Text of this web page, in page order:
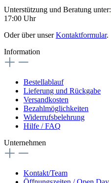
Unterstützung und Beratung unter:
17:00 Uhr
Oder über unserKontaktformular.
Information
Bestellablauf
Lieferung und Rückgabe
Versandkosten
Bezahlmöglichkeiten
Widerrufsbelehrung
Hilfe / FAQ
Unternehmen
Kontakt/Team